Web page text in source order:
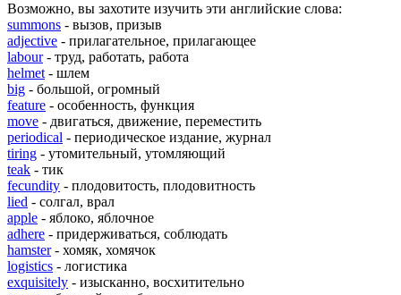
Возможно, вы захотите изучить эти английские слова:
summons - вызов, призыв
adjective - прилагательное, прилагающее
labour- труд, работать, работа
helmet - шлем
big - большой, огромный
feature - особенность, функция
move - двигаться, движение, переместить
periodical - периодическое издание, журнал
tiring - утомительный, утомляющий
teak - тик
fecundity - плодовитость, плодовитность
lied - солгал, врал
apple - яблоко, яблочное
adhere - придерживаться, соблюдать
hamster- хомяк, хомячок
logistics - логистика
exquisitely - изысканно, восхитительно